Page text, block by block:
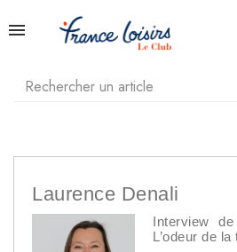
Laurence Denali
Interview
L’odeur de